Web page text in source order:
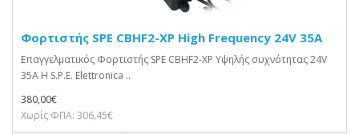
Φορτιστής SPE CBHF2-XP High Frequency 24V 35A
Επαγγελματικός Φορτιστής SPE CBHF2-XP Υψηλής συχνότητας 24V
35A Η S.P.E. Elettronica ..
380,00€
Χωρίς ΦΠΑ: 306,45€